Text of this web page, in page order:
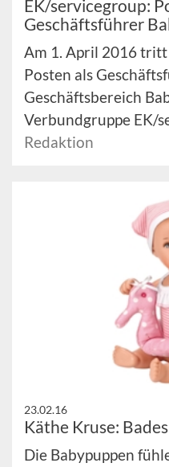
EK/servicegroup:
Geschäftsführer
Am 1. April 2016 tritt
Posten als
Geschäftsbereich
Verbundgruppe EK/
Redaktion
23.02.16
Käthe Kruse:
Die Babypuppen